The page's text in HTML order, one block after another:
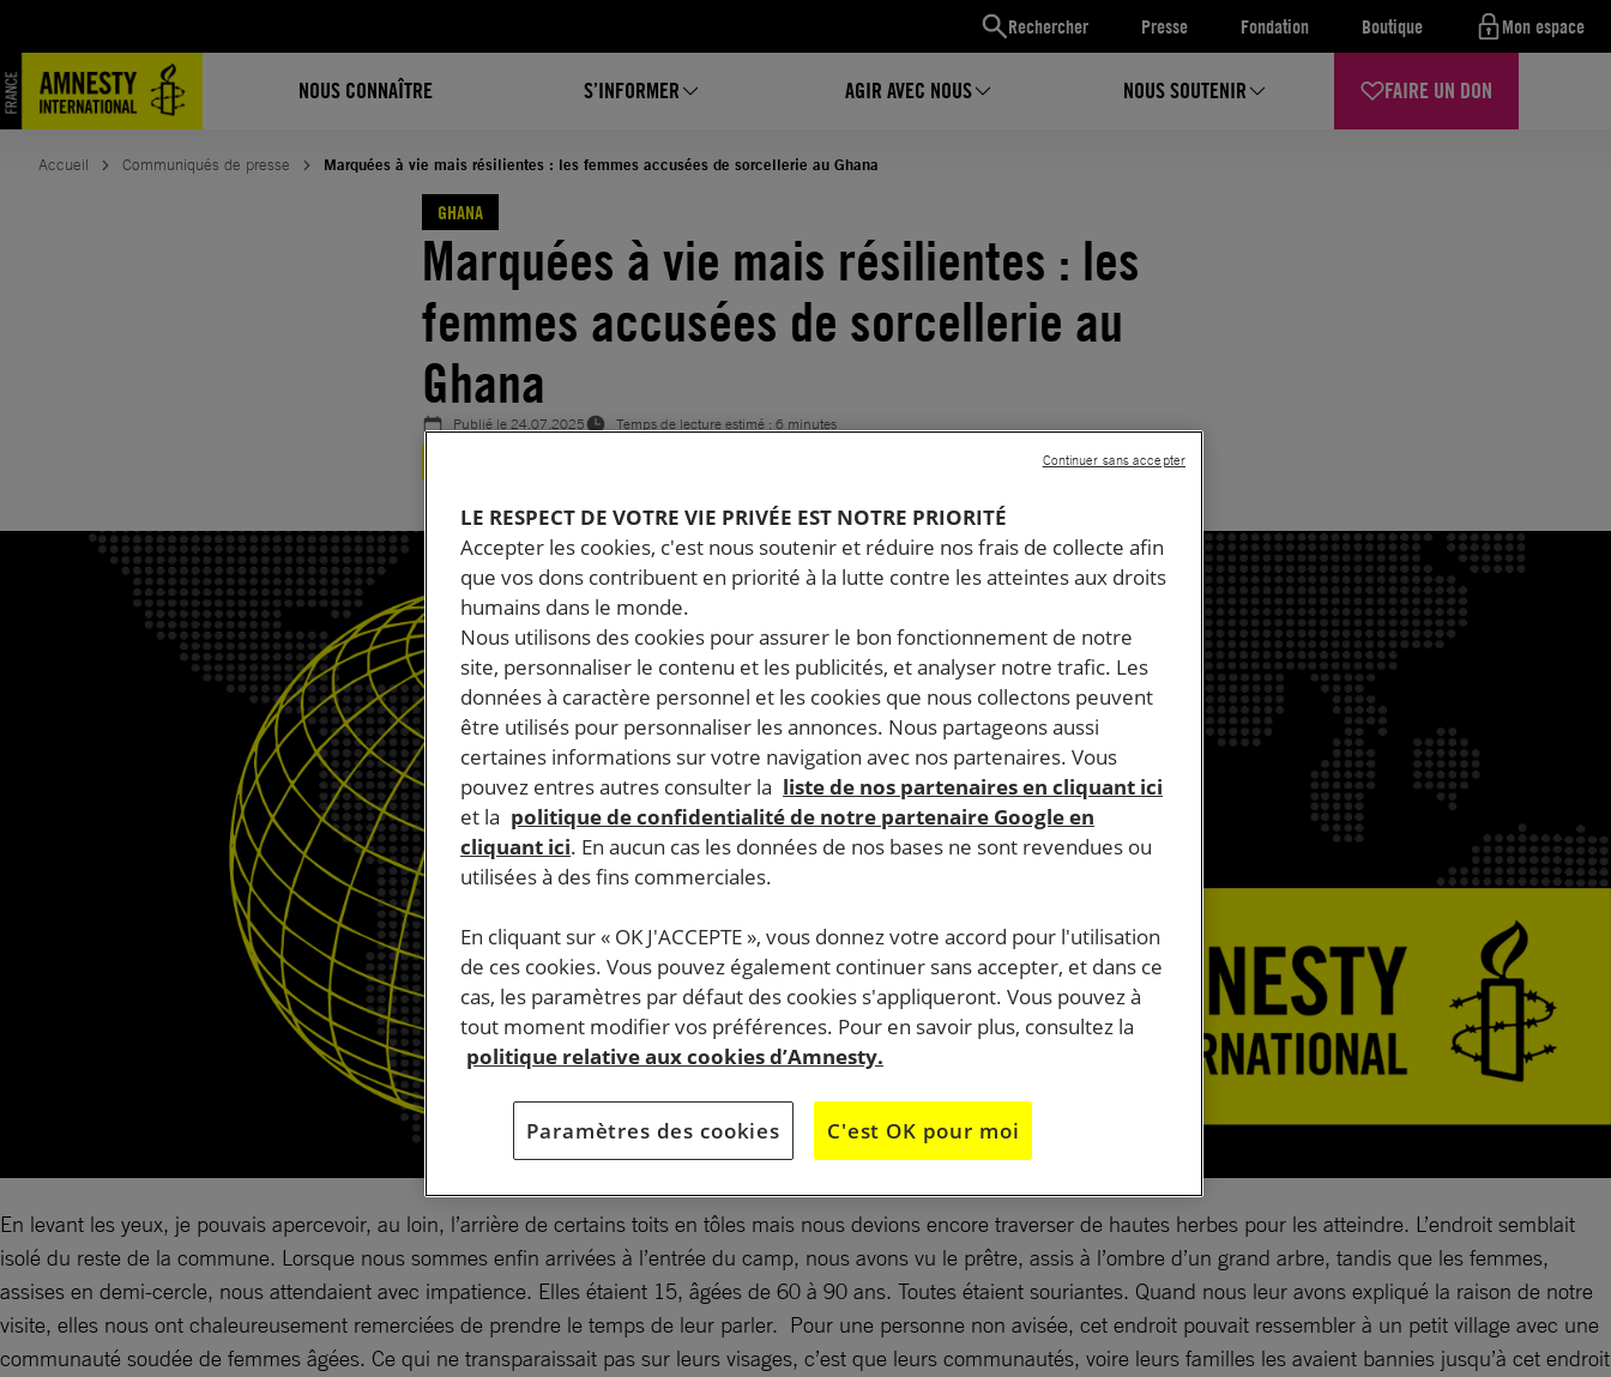
Rechercher Presse Fondation Boutique Mon espace
NOUS CONNAÎTRE S’INFORMER AGIR AVEC NOUS NOUS SOUTENIR FAIRE UN DON
contenu
Accueil Communiqués de presse Marquées à vie mais résilientes : les femmes accusées de sorcellerie au Ghana
GHANA
Marquées à vie mais résilientes : les
femmes accusées de sorcellerie au
Ghana
Publié le24.07.2025
Temps de lecture estimé : 6 minutes
En levant les yeux, je pouvais apercevoir, au loin, l’arrière de certains toits en tôles mais nous devions encore traverser de hautes herbes pour les atteindre. L’endroit semblait
isolé du reste de la commune. Lorsque nous sommes enfin arrivées à l’entrée du camp, nous avons vu le prêtre, assis à l’ombre d’un grand arbre, tandis que les femmes,
assises en demi-cercle, nous attendaient avec impatience. Elles étaient 15, âgées de 60 à 90 ans. Toutes étaient souriantes. Quand nous leur avons expliqué la raison de notre
visite, elles nous ont chaleureusement remerciées de prendre le temps de leur parler. Pour une personne non avisée, cet endroit pouvait ressembler à un petit village avec une
communauté soudée de femmes âgées. Ce qui ne transparaissait pas sur leurs visages, c’est que leurs communautés, voire leurs familles les avaient bannies jusqu’à cet endroit
LE RESPECT DE VOTRE VIE PRIVÉE EST NOTRE PRIORITÉ
Accepter les cookies, c'est nous soutenir et réduire nos frais de collecte afin
que vos dons contribuent en priorité à la lutte contre les atteintes aux droits
humains dans le monde.
Nous utilisons des cookies pour assurer le bon fonctionnement de notre
site, personnaliser le contenu et les publicités, et analyser notre trafic. Les
données à caractère personnel et les cookies que nous collectons peuvent
être utilisés pour personnaliser les annonces. Nous partageons aussi
certaines informations sur votre navigation avec nos partenaires. Vous
pouvez entres autres consulter la liste de nos partenaires en cliquant ici
et la politique de confidentialité de notre partenaire Google en
cliquant ici. En aucun cas les données de nos bases ne sont revendues ou
utilisées à des fins commerciales.
En cliquant sur « OK J'ACCEPTE », vous donnez votre accord pour l'utilisation
de ces cookies. Vous pouvez également continuer sans accepter, et dans ce
cas, les paramètres par défaut des cookies s'appliqueront. Vous pouvez à
tout moment modifier vos préférences. Pour en savoir plus, consultez la
politique relative aux cookies d’Amnesty.
Paramètres des cookies C'est OK pour moi
Continuer sans accepter